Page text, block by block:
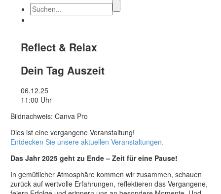
Reflect & Relax
Dein Tag Auszeit
06.12.25
11:00 Uhr
Bildnachweis: Canva Pro
Dies ist eine vergangene Veranstaltung!
Entdecken Sie unsere aktuellen Veranstaltungen.
Das Jahr 2025 geht zu Ende – Zeit für eine Pause!
In gemütlicher Atmosphäre kommen wir zusammen, schauen
zurück auf wertvolle Erfahrungen, reflektieren das Vergangene,